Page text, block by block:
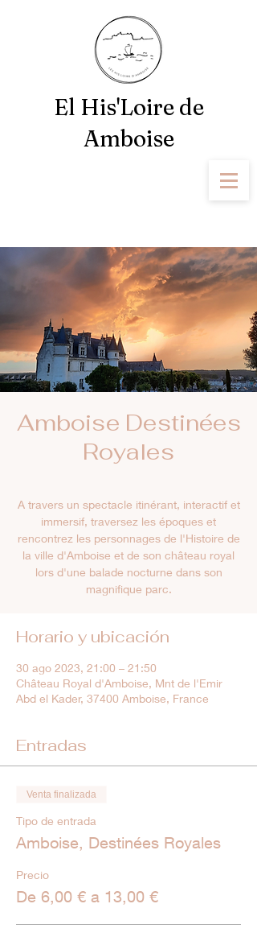
El His'Loire de
Amboise
Amboise Destinées
Royales
A travers un spectacle itinérant, interactif et
immersif, traversez les époques et
rencontrez les personnages de l'Histoire de
la ville d'Amboise et de son château royal
lors d'une balade nocturne dans son
magnifique parc.
Horario y ubicación
30 ago 2023, 21:00 – 21:50
Château Royal d'Amboise, Mnt de l'Emir
Abd el Kader, 37400 Amboise, France
Entradas
Venta finalizada
Tipo de entrada
Amboise, Destinées Royales
Precio
De 6,00 € a 13,00 €